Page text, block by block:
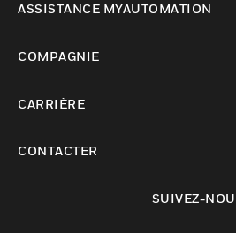
ASSISTANCE MYAUTOMATION
COMPAGNIE
CARRIÈRE
CONTACTER
SUIVEZ-